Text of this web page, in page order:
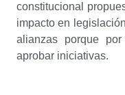
constitucional
impacto en
alianzas porque
aprobar iniciativas.